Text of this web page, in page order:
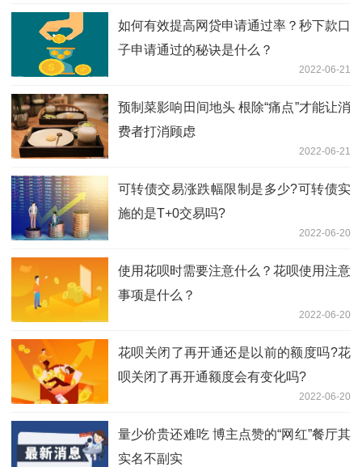
如何有效提高网贷申请通过率？秒下款口
子申请通过的秘诀是什么？
2022-06-21
预制菜影响田间地头 根除“痛点”才能让消
费者打消顾虑
2022-06-21
可转债交易涨跌幅限制是多少?可转债实
施的是T+0交易吗?
2022-06-20
使用花呗时需要注意什么？花呗使用注意
事项是什么？
2022-06-20
花呗关闭了再开通还是以前的额度吗?花
呗关闭了再开通额度会有变化吗?
2022-06-20
量少价贵还难吃 博主点赞的“网红”餐厅其
实名不副实